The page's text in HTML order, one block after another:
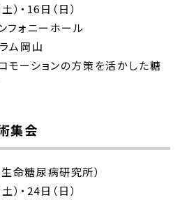
）・16日（日）
フォニーホール
ム岡山
モーションの方策を活かした糖
集会
命糖尿病研究所）
）・24日（日）